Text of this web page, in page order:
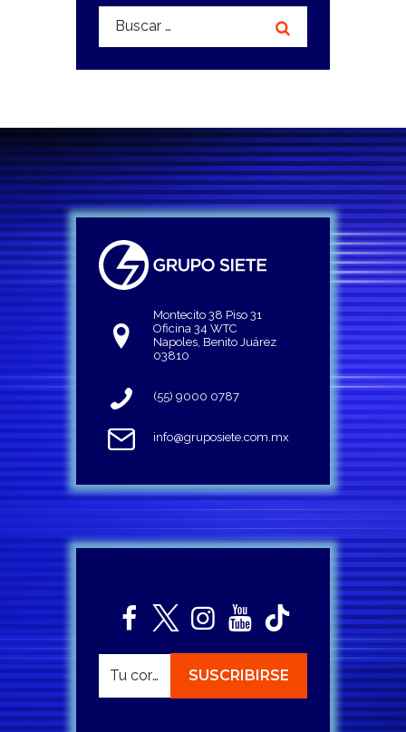
Buscar:
Montecito 38 Piso 31
Oficina 34 WTC
Napoles, Benito Juárez
03810
(55) 9000 0787
info@gruposiete.com.mx